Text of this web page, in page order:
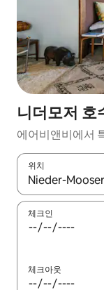
니더모저 호
에어비앤비에서
위치
결과가 나오면 위
체크인
체크아웃